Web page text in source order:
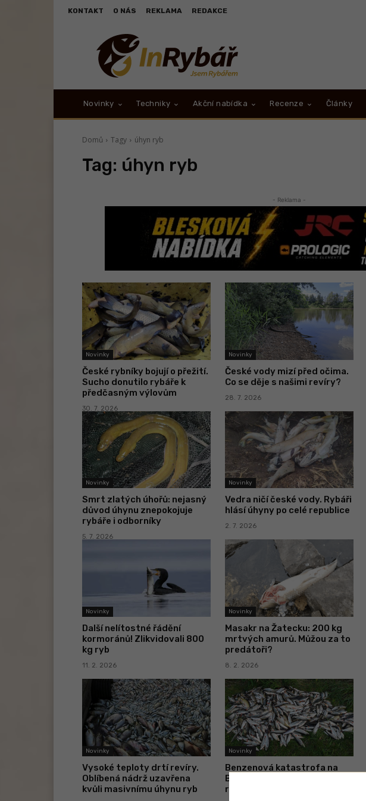
KONTAKT O NÁS REKLAMA REDAKCE
Novinky Techniky Akční nabídka Recenze Články
Domů Tagy úhyn ryb
Tag: úhyn ryb
- Reklama -
Novinky
České rybníky bojují o přežití.
Sucho donutilo rybáře k
předčasným výlovům
30. 7. 2026
Novinky
České vody mizí před očima.
Co se děje s našimi revíry?
28. 7. 2026
Novinky
Smrt zlatých úhořů: nejasný
důvod úhynu znepokojuje
rybáře i odborníky
5. 7. 2026
Novinky
Vedra ničí české vody. Rybáři
hlásí úhyny po celé republice
2. 7. 2026
Novinky
Další nelítostné řádění
kormoránů! Zlikvidovali 800
kg ryb
11. 2. 2026
Novinky
Masakr na Žatecku: 200 kg
mrtvých amurů. Můžou za to
predátoři?
8. 2. 2026
Novinky
Vysoké teploty drtí revíry.
Oblíbená nádrž uzavřena
kvůli masivnímu úhynu ryb
Novinky
Benzenová katastrofa na
Bečvě: ohrožené ryby a boj
rybářů za jejich záchranu